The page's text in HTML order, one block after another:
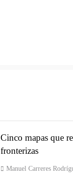
Cinco mapas que
fronterizas
Manuel Carreres